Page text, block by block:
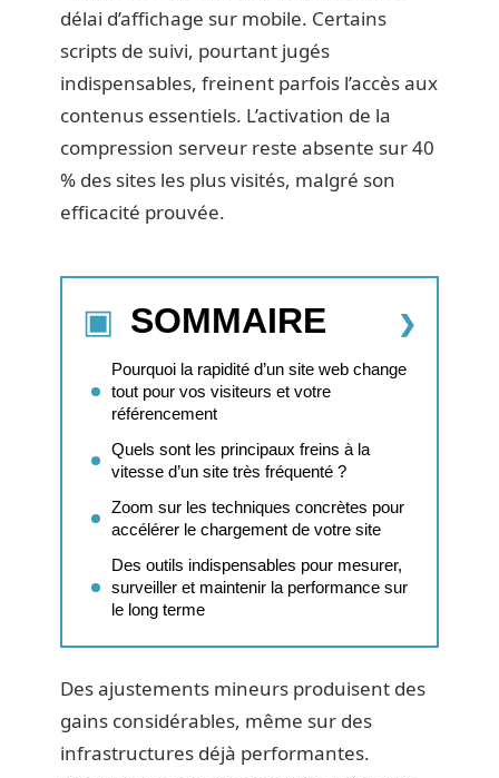
délai d’affichage sur mobile. Certains
scripts de suivi, pourtant jugés
indispensables, freinent parfois l’accès aux
contenus essentiels. L’activation de la
compression serveur reste absente sur 40
% des sites les plus visités, malgré son
efficacité prouvée.
SOMMAIRE
Pourquoi la rapidité d’un site web change
tout pour vos visiteurs et votre
référencement
Quels sont les principaux freins à la
vitesse d’un site très fréquenté ?
Zoom sur les techniques concrètes pour
accélérer le chargement de votre site
Des outils indispensables pour mesurer,
surveiller et maintenir la performance sur
le long terme
Des ajustements mineurs produisent des
gains considérables, même sur des
infrastructures déjà performantes.